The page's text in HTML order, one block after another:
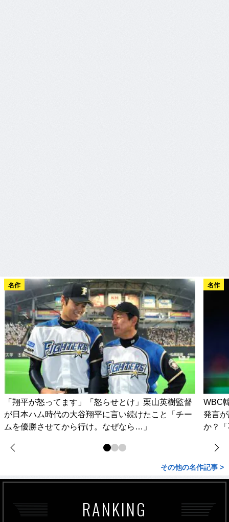
名作
「翔平が怒ってます」「怒らせとけ」栗山英樹監督
が日本ハム時代の大谷翔平に言い続けたこと「チー
ムを優勝させてから行け。なぜなら…」
名作
WBC
発言
か？
その他の名作記事 >
RANKING